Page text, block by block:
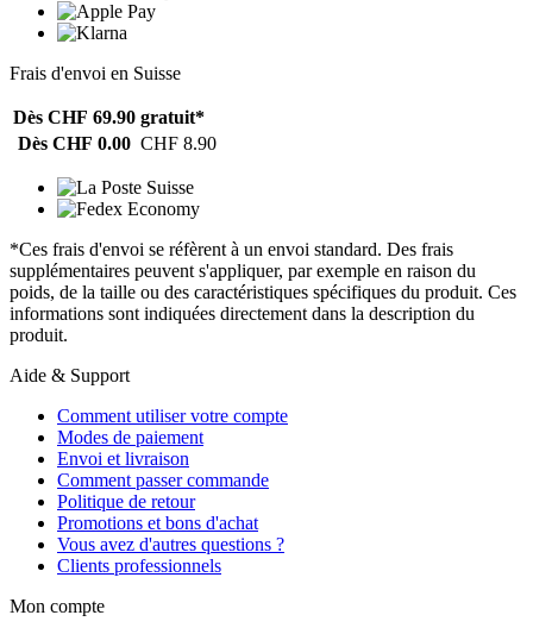
Frais d'envoi en Suisse
Dès CHF 69.90 gratuit*
Dès CHF 0.00 CHF 8.90
*Ces frais d'envoi se réfèrent à un envoi standard. Des frais
supplémentaires peuvent s'appliquer, par exemple en raison du
poids, de la taille ou des caractéristiques spécifiques du produit. Ces
informations sont indiquées directement dans la description du
produit.
Aide & Support
Comment utiliser votre compte
Modes de paiement
Envoi et livraison
Comment passer commande
Politique de retour
Promotions et bons d'achat
Vous avez d'autres questions ?
Clients professionnels
Mon compte